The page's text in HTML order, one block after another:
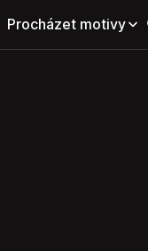
Procházet motivy